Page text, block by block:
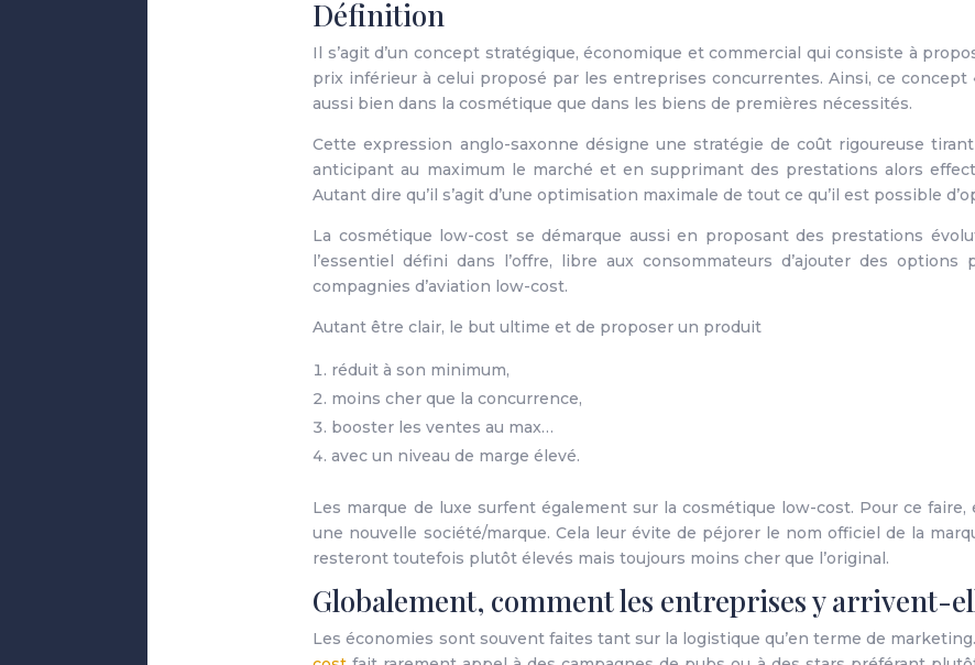
Définition
Il s’agit d’un concept stratégique, économique et commercial qui consiste à
prix inférieur à celui proposé par les entreprises concurrentes. Ainsi, ce concept
aussi bien dans la cosmétique que dans les biens de premières nécessités.
Cette expression anglo-saxonne désigne une stratégie de coût rigoureuse
anticipant au maximum le marché et en supprimant des prestations alors
Autant dire qu’il s’agit d’une optimisation maximale de tout ce qu’il est possible
La cosmétique low-cost se démarque aussi en proposant des prestations
l’essentiel défini dans l’offre, libre aux consommateurs d’ajouter des options
compagnies d’aviation low-cost.
Autant être clair, le but ultime et de proposer un produit
réduit à son minimum,
moins cher que la concurrence,
booster les ventes au max…
avec un niveau de marge élevé.
Les marque de luxe surfent également sur la cosmétique low-cost. Pour ce faire,
une nouvelle société/marque. Cela leur évite de péjorer le nom officiel de la
resteront toutefois plutôt élevés mais toujours moins cher que l’original.
Globalement, comment les entreprises y arrivent-
Les économies sont souvent faites tant sur la logistique qu’en terme de